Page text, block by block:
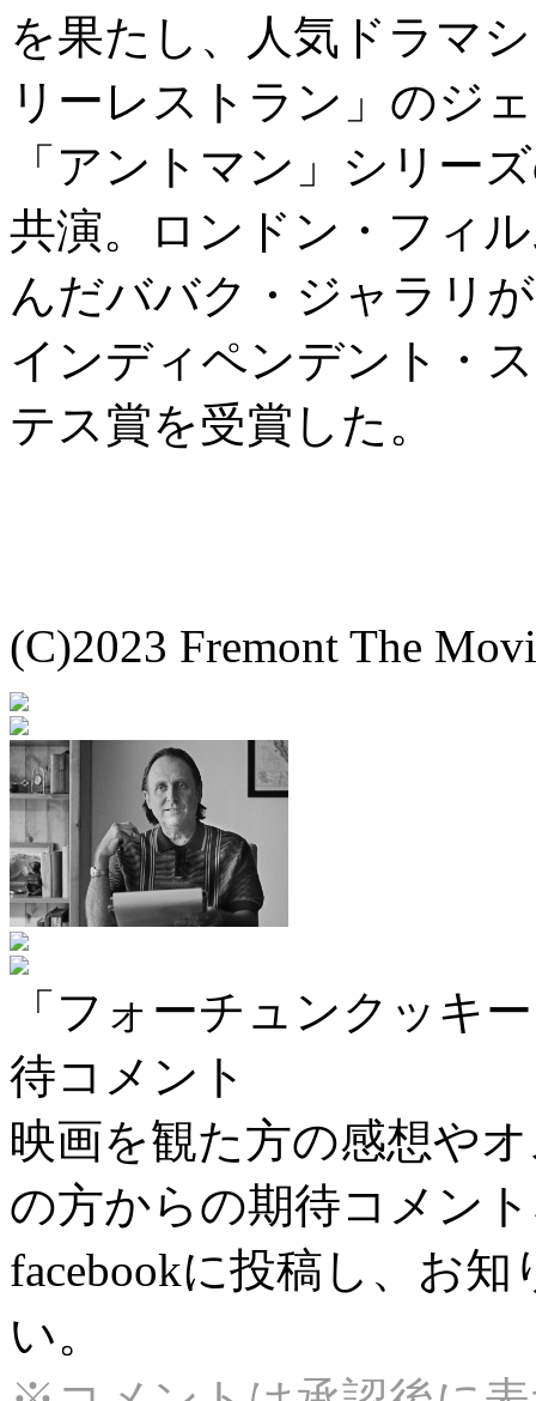
を果たし、人気ドラマ
リーレストラン」のジ
「アントマン」シリー
共演。ロンドン・フィ
んだババク・ジャラリ
インディペンデント・
テス賞を受賞した。
(C)2023 Fremont The
「フォーチュンクッキ
待コメント
映画を観た方の感想や
の方からの期待コメン
facebookに投稿し、お
い。